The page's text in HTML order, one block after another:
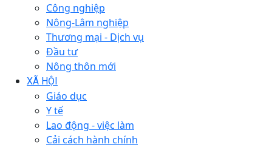
Công nghiệp
Nông-Lâm nghiệp
Thương mại - Dịch vụ
Đầu tư
Nông thôn mới
XÃ HỘI
Giáo dục
Y tế
Lao động - việc làm
Cải cách hành chính